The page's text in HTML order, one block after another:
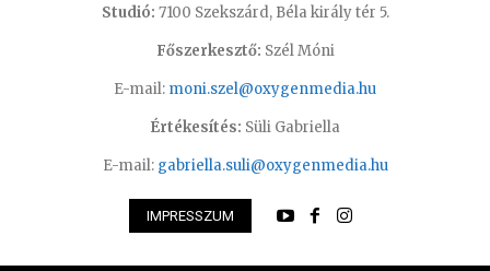
Studió: 7100 Szekszárd, Béla király tér 5.
Főszerkesztő: Szél Móni
E-mail: moni.szel@oxygenmedia.hu
Értékesítés: Süli Gabriella
E-mail: gabriella.suli@oxygenmedia.hu
IMPRESSZUM